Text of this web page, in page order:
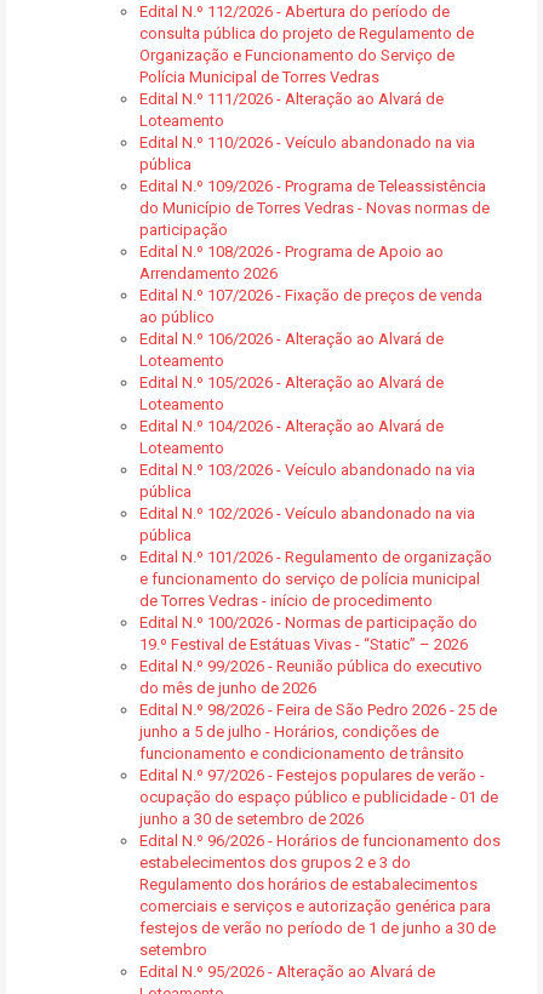
Edital N.º 112/2026 - Abertura do período de
consulta pública do projeto de Regulamento de
Organização e Funcionamento do Serviço de
Polícia Municipal de Torres Vedras
Edital N.º 111/2026 - Alteração ao Alvará de
Loteamento
Edital N.º 110/2026 - Veículo abandonado na via
pública
Edital N.º 109/2026 - Programa de Teleassistência
do Município de Torres Vedras - Novas normas de
participação
Edital N.º 108/2026 - Programa de Apoio ao
Arrendamento 2026
Edital N.º 107/2026 - Fixação de preços de venda
ao público
Edital N.º 106/2026 - Alteração ao Alvará de
Loteamento
Edital N.º 105/2026 - Alteração ao Alvará de
Loteamento
Edital N.º 104/2026 - Alteração ao Alvará de
Loteamento
Edital N.º 103/2026 - Veículo abandonado na via
pública
Edital N.º 102/2026 - Veículo abandonado na via
pública
Edital N.º 101/2026 - Regulamento de organização
e funcionamento do serviço de polícia municipal
de Torres Vedras - início de procedimento
Edital N.º 100/2026 - Normas de participação do
19.º Festival de Estátuas Vivas - “Static” – 2026
Edital N.º 99/2026 - Reunião pública do executivo
do mês de junho de 2026
Edital N.º 98/2026 - Feira de São Pedro 2026 - 25 de
junho a 5 de julho - Horários, condições de
funcionamento e condicionamento de trânsito
Edital N.º 97/2026 - Festejos populares de verão -
ocupação do espaço público e publicidade - 01 de
junho a 30 de setembro de 2026
Edital N.º 96/2026 - Horários de funcionamento dos
estabelecimentos dos grupos 2 e 3 do
Regulamento dos horários de estabalecimentos
comerciais e serviços e autorização genérica para
festejos de verão no período de 1 de junho a 30 de
setembro
Edital N.º 95/2026 - Alteração ao Alvará de